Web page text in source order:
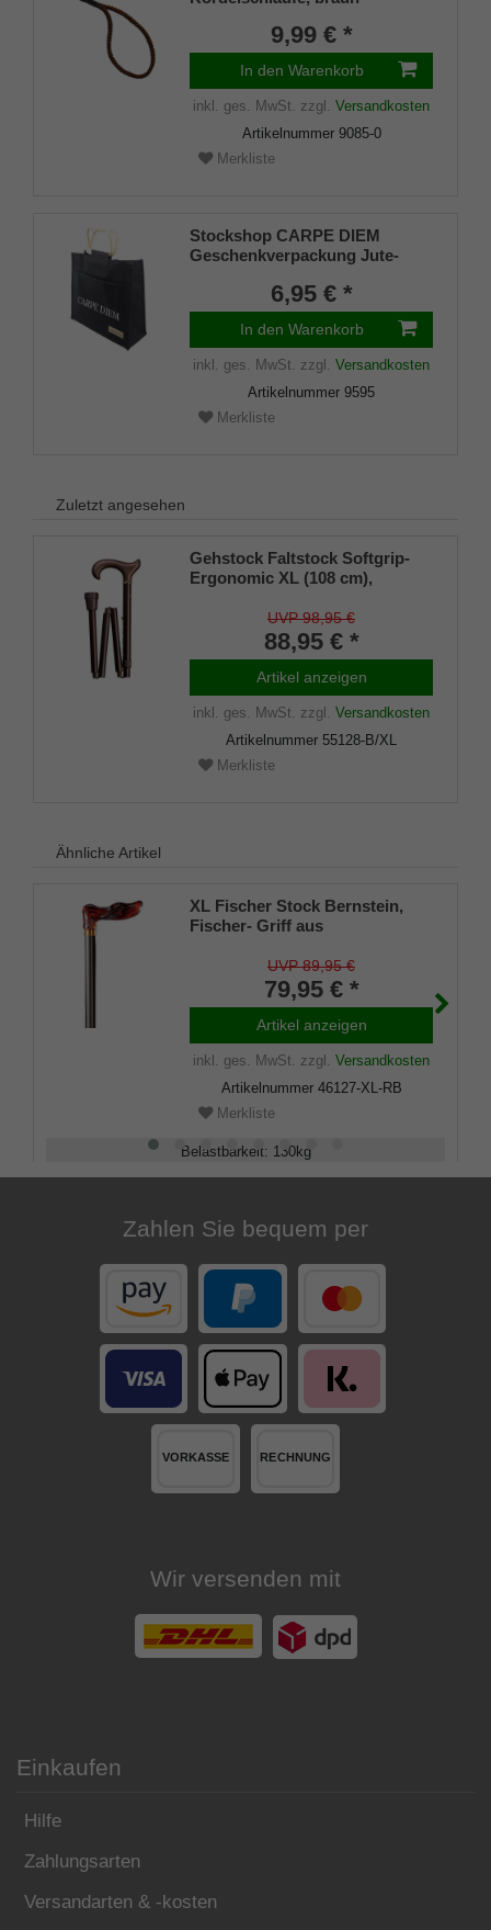
9,99 € *
In den Warenkorb
inkl. ges. MwSt. zzgl. Versandkosten
Artikelnummer 9085-0
Merkliste
Stockshop CARPE DIEM
Geschenkverpackung Jute-
Holzgriffen für Trinkstöcke,
Faltstöcke, Flipstick, Sonstiges
6,95 € *
In den Warenkorb
inkl. ges. MwSt. zzgl. Versandkosten
Artikelnummer 9595
Merkliste
Zuletzt angesehen
Gehstock Faltstock Softgrip-
Ergonomic XL (108 cm),
Softgrip-Beschichtung, Stock
aus stabilem Leichtmetall in
bronce-matt, höhenverstellbar
von 99 bis 108 cm, faltbar,
inklusive Gummipuffer.
UVP 98,95 €
88,95 € *
Artikel anzeigen
inkl. ges. MwSt. zzgl. Versandkosten
Artikelnummer 55128-B/XL
Merkliste
Ähnliche Artikel
XL Fischer Stock Bernstein,
Fischer- Griff aus
höhenverstellbar bis 110 cm
und belastbar bis 130 Kg,
rechts/links
UVP 89,95 €
79,95 € *
Artikel anzeigen
inkl. ges. MwSt. zzgl. Versandkosten
Artikelnummer 46127-XL-RB
Merkliste
Belastbarkeit: 130kg
Zahlen Sie bequem per
Wir versenden mit
Einkaufen
Hilfe
Zahlungsarten
Versandarten & -kosten